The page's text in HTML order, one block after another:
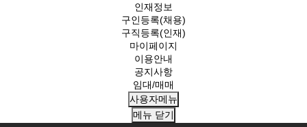
인재정보
구인등록(채용)
구직등록(인재)
마이페이지
이용안내
공지사항
임대/매매
사용자메뉴
메뉴 닫기